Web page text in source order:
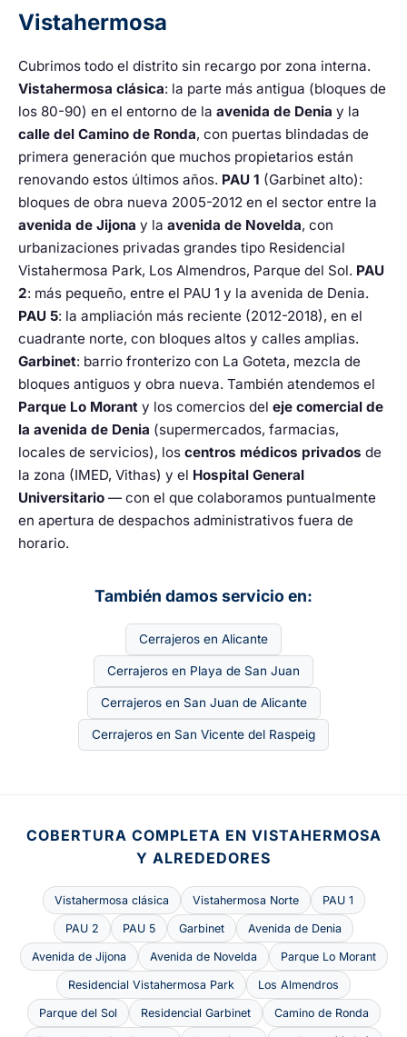
Vistahermosa
Cubrimos todo el distrito sin recargo por zona interna.
Vistahermosa clásica: la parte más antigua (bloques de
los 80-90) en el entorno de la avenida de Denia y la
calle del Camino de Ronda, con puertas blindadas de
primera generación que muchos propietarios están
renovando estos últimos años. PAU 1 (Garbinet alto):
bloques de obra nueva 2005-2012 en el sector entre la
avenida de Jijona y la avenida de Novelda, con
urbanizaciones privadas grandes tipo Residencial
Vistahermosa Park, Los Almendros, Parque del Sol. PAU
2: más pequeño, entre el PAU 1 y la avenida de Denia.
PAU 5: la ampliación más reciente (2012-2018), en el
cuadrante norte, con bloques altos y calles amplias.
Garbinet: barrio fronterizo con La Goteta, mezcla de
bloques antiguos y obra nueva. También atendemos el
Parque Lo Morant y los comercios del eje comercial de
la avenida de Denia (supermercados, farmacias,
locales de servicios), los centros médicos privados de
la zona (IMED, Vithas) y el Hospital General
Universitario — con el que colaboramos puntualmente
en apertura de despachos administrativos fuera de
horario.
También damos servicio en:
Cerrajeros en Alicante
Cerrajeros en Playa de San Juan
Cerrajeros en San Juan de Alicante
Cerrajeros en San Vicente del Raspeig
COBERTURA COMPLETA EN VISTAHERMOSA
Y ALREDEDORES
Vistahermosa clásica Vistahermosa Norte PAU 1
PAU 2 PAU 5 Garbinet Avenida de Denia
Avenida de Jijona Avenida de Novelda Parque Lo Morant
Residencial Vistahermosa Park Los Almendros
Parque del Sol Residencial Garbinet Camino de Ronda